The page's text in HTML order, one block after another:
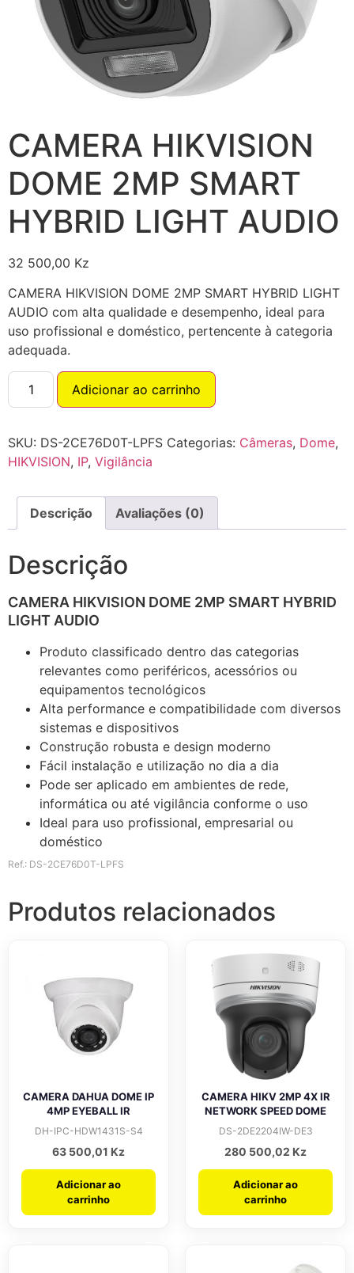
CAMERA HIKVISION
DOME 2MP SMART
HYBRID LIGHT AUDIO
32 500,00 Kz
CAMERA HIKVISION DOME 2MP SMART HYBRID LIGHT
AUDIO com alta qualidade e desempenho, ideal para
uso profissional e doméstico, pertencente à categoria
adequada.
Adicionar ao carrinho
SKU: DS-2CE76D0T-LPFS Categorias: Câmeras, Dome,
HIKVISION, IP, Vigilância
Descrição Avaliações (0)
Descrição
CAMERA HIKVISION DOME 2MP SMART HYBRID
LIGHT AUDIO
Produto classificado dentro das categorias
relevantes como periféricos, acessórios ou
equipamentos tecnológicos
Alta performance e compatibilidade com diversos
sistemas e dispositivos
Construção robusta e design moderno
Fácil instalação e utilização no dia a dia
Pode ser aplicado em ambientes de rede,
informática ou até vigilância conforme o uso
Ideal para uso profissional, empresarial ou
doméstico
Ref.: DS-2CE76D0T-LPFS
Produtos relacionados
CAMERA DAHUA DOME IP
4MP EYEBALL IR
DH-IPC-HDW1431S-S4
63 500,01 Kz
Adicionar ao
carrinho
CAMERA HIKV 2MP 4X IR
NETWORK SPEED DOME
DS-2DE2204IW-DE3
280 500,02 Kz
Adicionar ao
carrinho